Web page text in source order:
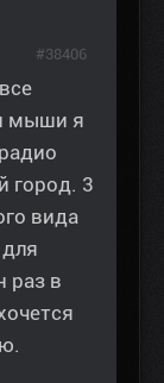
мыши я
город. 3
вида
раз в
#38406